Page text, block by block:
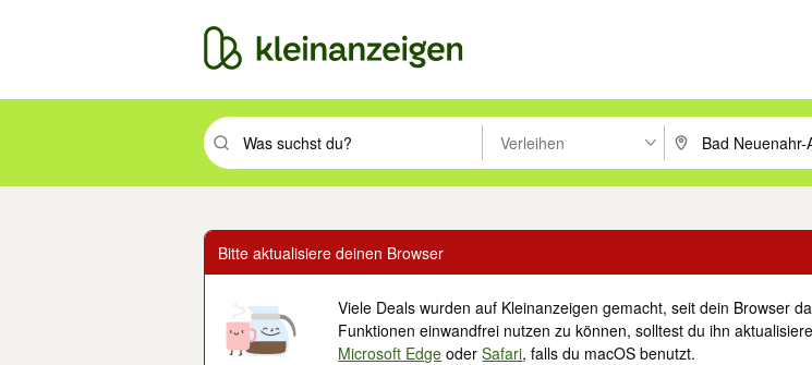
Suchbegriff eingeben. Eingabetaste drücken um zu suchen, oder Vorschläge mit den
Verleihen PLZ oder Ort
Bitte aktualisiere deinen Browser
Viele Deals wurden auf Kleinanzeigen gemacht, seit dein Browser
Funktionen einwandfrei nutzen zu können, solltest du ihn
Microsoft Edge oderSafari, falls du macOS benutzt.